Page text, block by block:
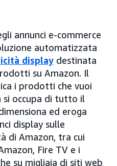
annunci e-commerce
automatizzata
display destinata
su Amazon. Il
i prodotti che vuoi
si occupa di tutto il
ed eroga
display sulle
di Amazon, tra cui
Fire TV e i
su migliaia di siti web